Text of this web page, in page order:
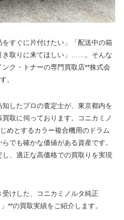
をすぐに片付けたい」「配送中の箱
き取りに来てほしい」……。そんな
ク・トナーの専門買取店**株式会
。
したプロの査定士が、東京都内を
取に伺っております。コニカミノ
めとするカラー複合機用のドラム
でも確かな価値がある資産です。
、適正な高価格での買取りを実現
受けした、コニカミノルタ純正
**の買取実績をご紹介します。